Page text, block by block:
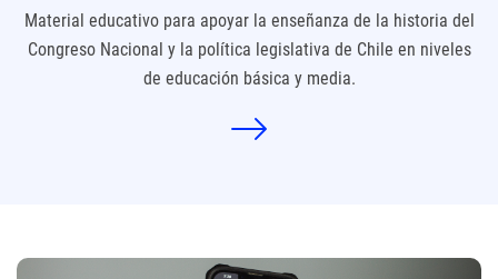
Material educativo para apoyar la enseñanza de la historia del
Congreso Nacional y la política legislativa de Chile en niveles
de educación básica y media.